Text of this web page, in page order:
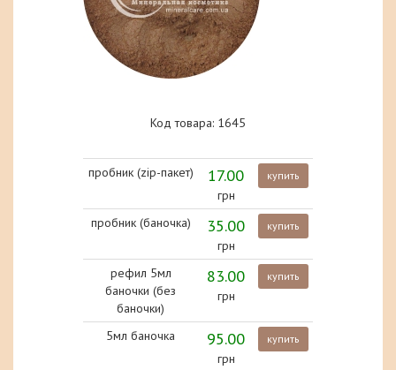
Код товара: 1645
пробник (zip-пакет) 17.00
грн
купить
пробник (баночка) 35.00
грн
купить
рефил 5мл
баночки (без
баночки)
83.00
грн
купить
5мл баночка 95.00
грн
купить